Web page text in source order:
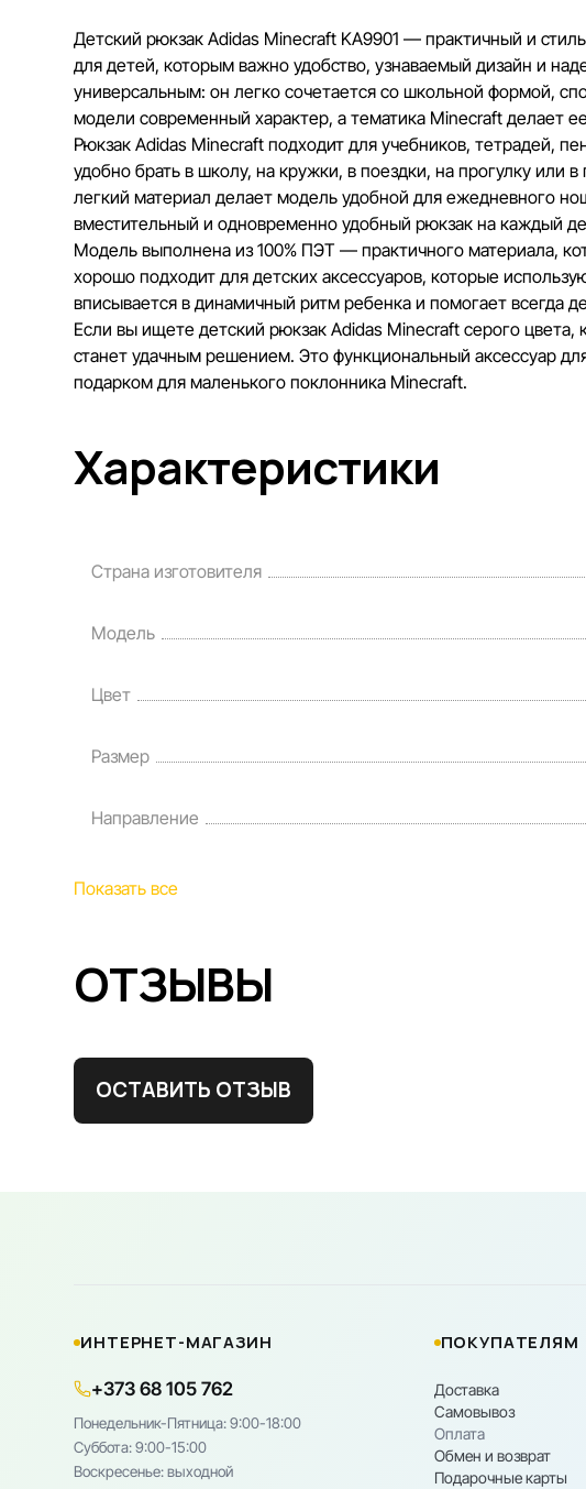
Детский рюкзак Adidas Minecraft KA9901 — практичный и
для детей, которым важно удобство, узнаваемый дизайн и
универсальным: он легко сочетается со школьной формой,
модели современный характер, а тематика Minecraft делает
Рюкзак Adidas Minecraft подходит для учебников, тетрадей,
удобно брать в школу, на кружки, в поездки, на прогулку
легкий материал делает модель удобной для ежедневного
вместительный и одновременно удобный рюкзак на каждый
Модель выполнена из 100% ПЭТ — практичного материала,
хорошо подходит для детских аксессуаров, которые
вписывается в динамичный ритм ребенка и помогает всегда
Если вы ищете детский рюкзак Adidas Minecraft серого
станет удачным решением. Это функциональный аксессуар
подарком для маленького поклонника Minecraft.
Характеристики
Страна изготовителя
Модель
Цвет
Размер
Направление
Показать все
ОТЗЫВЫ
ОСТАВИТЬ ОТЗЫВ
ИНТЕРНЕТ-МАГАЗИН
+373 68 105 762
Понедельник-Пятница: 9:00-18:00
Cуббота: 9:00-15:00
Воскресенье: выходной
ПОКУПАТЕЛЯМ
Доставка
Самовывоз
Оплата
Обмен и возврат
Подарочные карты